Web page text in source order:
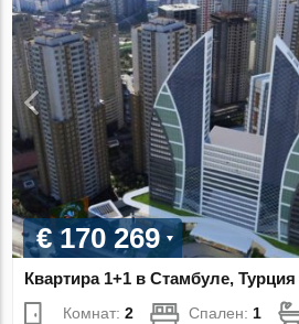
€ 170 269
Квартира 1+1 в Стамбуле,
Комнат:2 Спален: 1